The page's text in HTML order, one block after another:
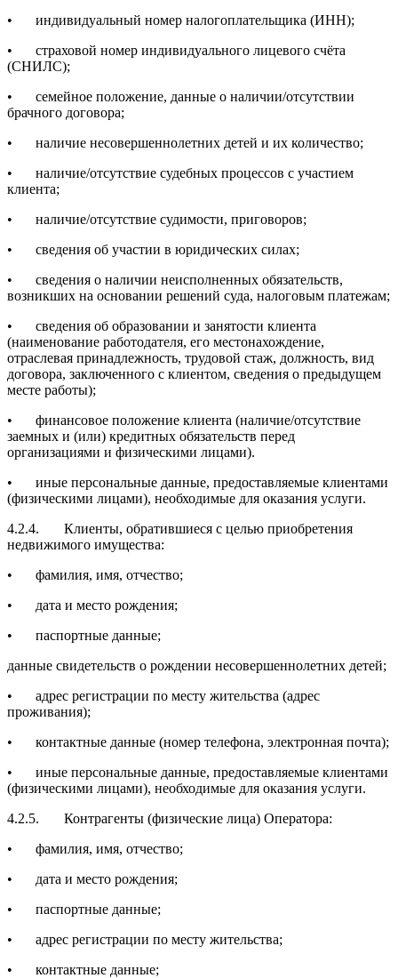
•
индивидуальный номер налогоплательщика (ИНН);
•
страховой номер индивидуального лицевого счёта
(СНИЛС);
•
семейное положение, данные о наличии/отсутствии
брачного договора;
•
наличие несовершеннолетних детей и их количество;
•
наличие/отсутствие судебных процессов с участием
клиента;
•
наличие/отсутствие судимости, приговоров;
•
сведения об участии в юридических силах;
•
сведения о наличии неисполненных обязательств,
возникших на основании решений суда, налоговым платежам;
•
сведения об образовании и занятости клиента
(наименование работодателя, его местонахождение,
отраслевая принадлежность, трудовой стаж, должность, вид
договора, заключенного с клиентом, сведения о предыдущем
месте работы);
•
финансовое положение клиента (наличие/отсутствие
заемных и (или) кредитных обязательств перед
организациями и физическими лицами).
•
иные персональные данные, предоставляемые клиентами
(физическими лицами), необходимые для оказания услуги.
4.2.4.
Клиенты, обратившиеся с целью приобретения
недвижимого имущества:
•
фамилия, имя, отчество;
•
дата и место рождения;
•
паспортные данные;
данные свидетельств о рождении несовершеннолетних детей;
•
адрес регистрации по месту жительства (адрес
проживания);
•
контактные данные (номер телефона, электронная почта);
•
иные персональные данные, предоставляемые клиентами
(физическими лицами), необходимые для оказания услуги.
4.2.5.
Контрагенты (физические лица) Оператора:
•
фамилия, имя, отчество;
•
дата и место рождения;
•
паспортные данные;
•
адрес регистрации по месту жительства;
•
контактные данные;